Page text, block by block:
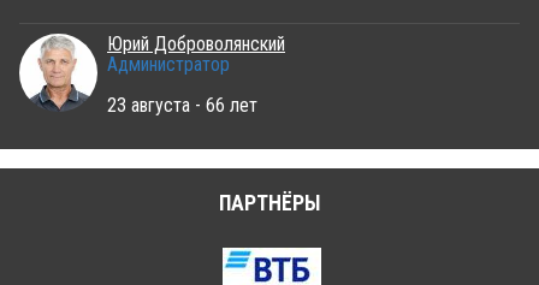
Юрий Доброволянский
Администратор
23 августа - 66 лет
ПАРТНЁРЫ